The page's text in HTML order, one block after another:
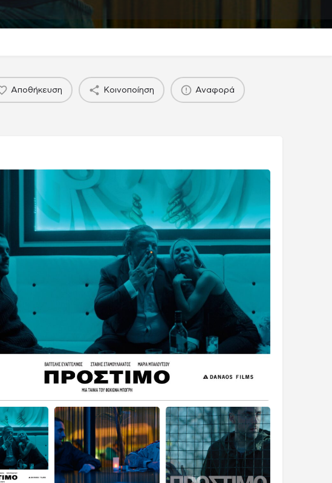
Αποθήκευση Κοινοποίηση Αναφορά